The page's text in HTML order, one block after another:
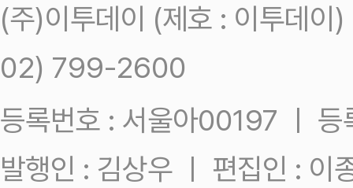
(주)이투데이 (제호 : 이투데
02) 799-2600
등록번호 : 서울아00197 ㅣ
발행인 : 김상우 ㅣ 편집인 : 이